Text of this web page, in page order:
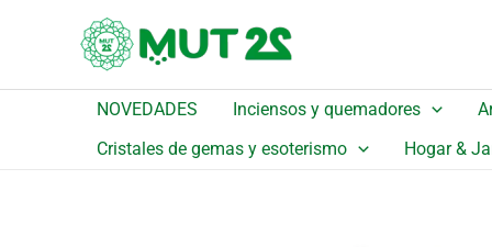
NOVEDADES Inciensos y quemadores
Cristales de gemas y esoterismo
Hogar &